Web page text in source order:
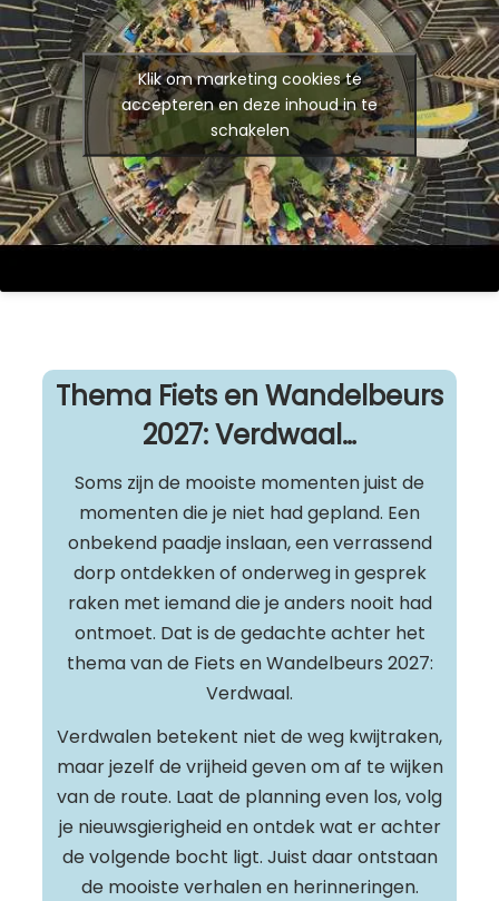
Klik om marketing cookies te
accepteren en deze inhoud in te
schakelen
Thema Fiets en Wandelbeurs
2027: Verdwaal…
Soms zijn de mooiste momenten juist de
momenten die je niet had gepland. Een
onbekend paadje inslaan, een verrassend
dorp ontdekken of onderweg in gesprek
raken met iemand die je anders nooit had
ontmoet. Dat is de gedachte achter het
thema van de Fiets en Wandelbeurs 2027:
Verdwaal.
Verdwalen betekent niet de weg kwijtraken,
maar jezelf de vrijheid geven om af te wijken
van de route. Laat de planning even los, volg
je nieuwsgierigheid en ontdek wat er achter
de volgende bocht ligt. Juist daar ontstaan
de mooiste verhalen en herinneringen.